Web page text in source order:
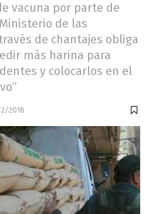
vacuna por parte de
de las
de chantajes obliga
más harina para
y colocarlos en el
2018